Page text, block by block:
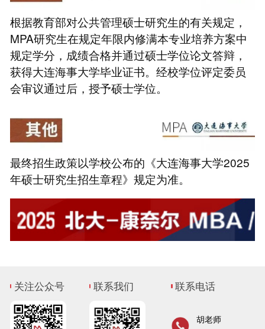
根据教育部对公共管理硕士研究生的有关规定，
MPA研究生在规定年限内修满本专业培养方案中
规定学分，成绩合格并通过硕士学位论文答辩，
获得大连海事大学毕业证书。经校学位评定委员
会审议通过后，授予硕士学位。
最终招生政策以学校公布的《大连海事大学2025
年硕士研究生招生章程》规定为准。
关注公众号 联系我们 联系电话
胡老师